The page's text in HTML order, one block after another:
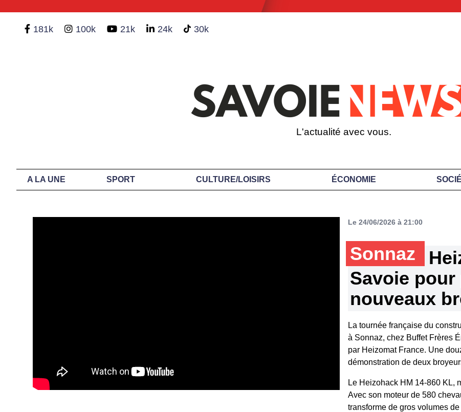
181k 100k 21k 24k 30k
L'actualité avec vous.
A LA UNE SPORT CULTURE/LOISIRS ÉCONOMIE
Le 24/06/2026 à 21:00
Sonnaz
Savoie
nouveaux
La tournée française du
à Sonnaz, chez Buffet Frères
par Heizomat France. Une
démonstration de deux
Le Heizohack HM 14-860 KL,
Avec son moteur de 580
transforme de gros volumes